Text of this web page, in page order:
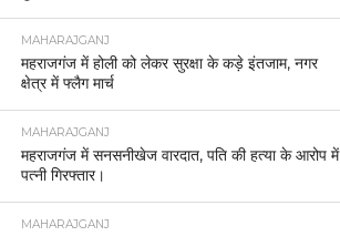
MAHARAJGANJ
महराजगंज में होली को लेकर सुरक्षा के कड़े इंतजाम, नगर
क्षेत्र में फ्लैग मार्च
MAHARAJGANJ
महराजगंज में सनसनीखेज वारदात, पति की हत्या के आरोप में
पत्नी गिरफ्तार।
MAHARAJGANJ